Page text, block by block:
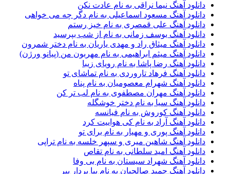
دانلود آهنگ نیما نراقی به نام عادت نکن
دانلود آهنگ مسعود اسماعیلی به نام دگر چه می خواهی
دانلود آهنگ علی قمصری به نام خیز رستم
دانلود آهنگ یوسف زمانی به نام از شب بپرسید
دانلود آهنگ میثاق راد و مهدی یاریان به نام دختر شمرون
دانلود آهنگ میثم ابراهیمی به نام مهربون من (پیانو ورژن)
دانلود آهنگ رضا پاشا به نام رویای زیبا
دانلود آهنگ فرهاد تاروردی به نام تماشای تو
دانلود آهنگ شهرام معصومیان به نام پناه
دانلود آهنگ مهران مصطفوی به نام لب تر کن
دانلود آهنگ سیا به نام دختر خوشگله
دانلود آهنگ کوروش به نام فیانسه
دانلود آهنگ آراد به نام کی هواییت کرد
دانلود آهنگ پوری و مهیار به نام برای تو
دانلود آهنگ شاهین میری و سپهر خلسه به نام تراپی
دانلود آهنگ امید سلطانی به نام تقاص
دانلود آهنگ شهراد سیستان به نام بی وفا
دانلود آهنگ حمید صالحیان به نام بیا بردار ببر